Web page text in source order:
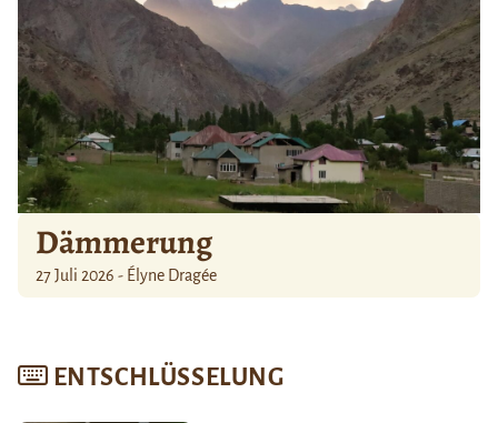
Dämmerung
27 Juli 2026 - Élyne Dragée
ENTSCHLÜSSELUNG